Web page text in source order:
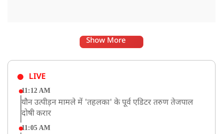
Show More
LIVE
11:12 AM
यौन उत्पीड़न मामले में 'तहलका' के पूर्व एडिटर तरुण तेजपाल
दोषी करार
11:05 AM